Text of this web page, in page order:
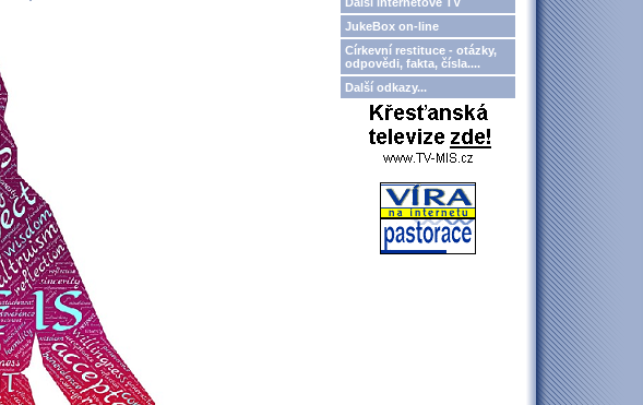
JukeBox on-line
Církevní restituce - otázky,
odpovědi, fakta, čísla....
Další odkazy...